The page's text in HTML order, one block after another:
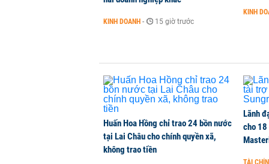
TÀI CHÍNH
Khánh Hòa đề xuất làm khu đô
KINH DOANH - 15 giờ trước
KINH
Huấn Hoa Hồng chỉ trao 24 bồn nước
tại Lai Châu cho chính quyền xã,
không trao tiền
Lãnh
cho 18
TÀI